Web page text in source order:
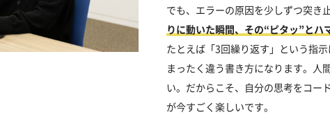
でも、エラーの原因を少しずつ突き
りに動いた瞬間、その“ピタッ”とハ
たとえば「3回繰り返す」という指
まったく違う書き方になります。人
い。だからこそ、自分の思考をコー
が今すごく楽しいです。